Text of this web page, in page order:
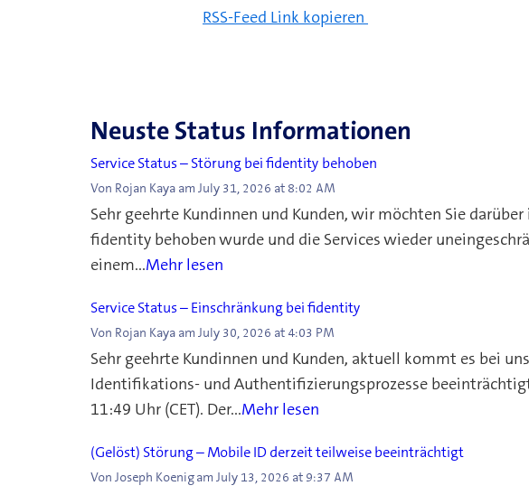
RSS-Feed Link kopieren
Neuste Status Informationen
Service Status – Störung bei fidentity behoben
Von Rojan Kaya am July 31, 2026 at 8:02 AM
Sehr geehrte Kundinnen und Kunden, wir möchten Sie
fidentity behoben wurde und die Services wieder
einem...Mehr lesen
Service Status – Einschränkung bei fidentity
Von Rojan Kaya am July 30, 2026 at 4:03 PM
Sehr geehrte Kundinnen und Kunden, aktuell kommt es bei
Identifikations- und Authentifizierungsprozesse
11:49 Uhr (CET). Der...Mehr lesen
(Gelöst) Störung – Mobile ID derzeit teilweise beeinträchtigt
Von Joseph Koenig am July 13, 2026 at 9:37 AM